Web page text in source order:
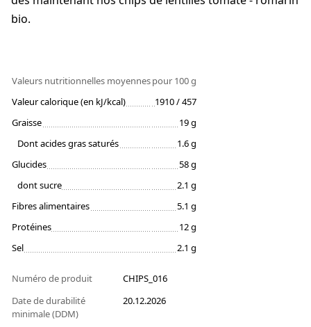
bio.
Valeurs nutritionnelles moyennespour 100 g
Valeur calorique (en kJ/kcal)
1910 / 457
Graisse
19 g
Dont acides gras saturés
1.6 g
Glucides
58 g
dont sucre
2.1 g
Fibres alimentaires
5.1 g
Protéines
12 g
Sel
2.1 g
Numéro de produit
CHIPS_016
Date de durabilité
minimale (DDM)
20.12.2026